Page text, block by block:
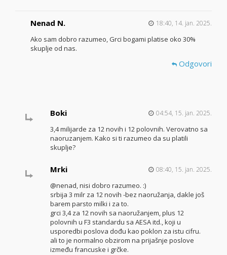
Nenad N. 18:40, 14. jan. 2025.
Ako sam dobro razumeo, Grci bogami platise oko 30%
skuplje od nas.
Odgovori
Boki 04:54, 15. jan. 2025.
3,4 milijarde za 12 novih i 12 polovnih. Verovatno sa
naoruzanjem. Kako si ti razumeo da su platili
skuplje?
Mrki 08:40, 15. jan. 2025.
@nenad, nisi dobro razumeo. :)
srbija 3 milr za 12 novih -bez naoružanja, dakle još
barem parsto milki i za to.
grci 3,4 za 12 novih sa naoružanjem, plus 12
polovnih u F3 standardu sa AESA itd., koji u
usporedbi poslova dođu kao poklon za istu cifru.
ali to je normalno obzirom na prijašnje poslove
između francuske i grčke.